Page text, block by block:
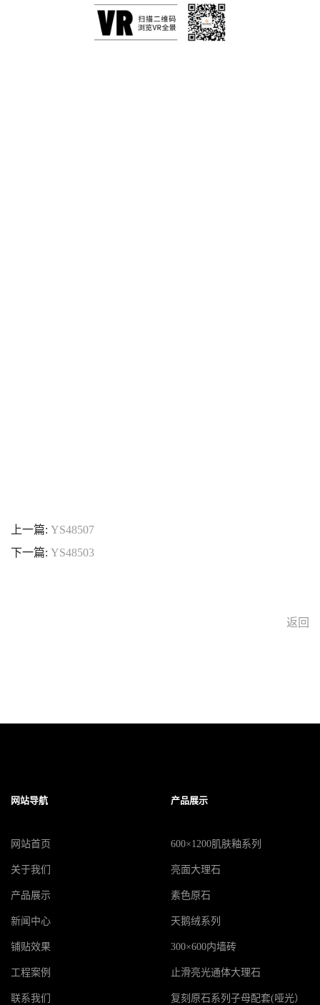
上一篇: YS48507
下一篇: YS48503
返回
网站导航
网站首页
关于我们
产品展示
新闻中心
铺贴效果
工程案例
联系我们
产品展示
600×1200肌肤釉系列
亮面大理石
素色原石
天鹅绒系列
300×600内墙砖
止滑亮光通体大理石
复刻原石系列子母配套(哑光）